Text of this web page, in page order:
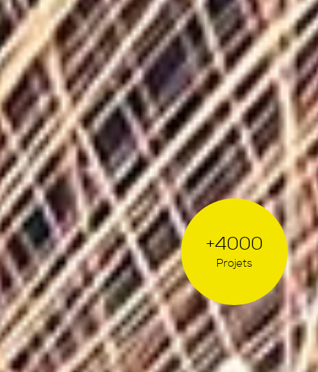
+4000
Projets